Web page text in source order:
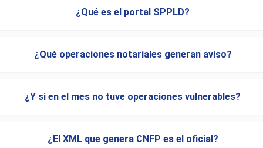
¿Qué es el portal SPPLD?
¿Qué operaciones notariales generan aviso?
¿Y si en el mes no tuve operaciones vulnerables?
¿El XML que genera CNFP es el oficial?